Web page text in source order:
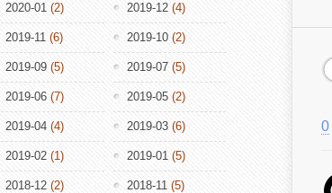
0
2020-01 (2) 2019-12 (4)
2019-11 (6) 2019-10 (2)
2019-09 (5) 2019-07 (5)
2019-06 (7) 2019-05 (2)
2019-04 (4) 2019-03 (6)
2019-02 (1) 2019-01 (5)
2018-12 (2) 2018-11 (5)